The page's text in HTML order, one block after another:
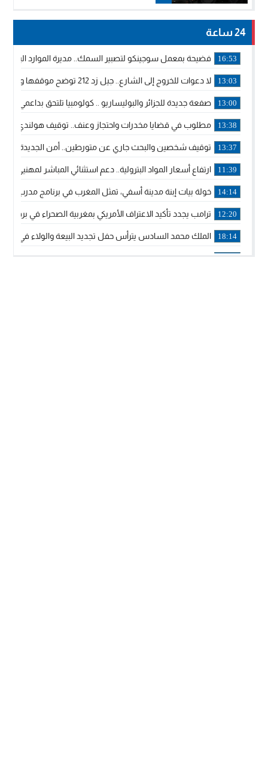
24 ساعة
16:53 فضيحة بمعمل سوجينكو لتصبير السمك.. مديرة الموارد
13:03 لا دعوات للخروج إلى الشارع.. جيل زد 212 توضح موقفها وتؤكد أن المنشورات المنسوبة إليها لا تمثل موقفها الرسمي.
13:00 صفعة جديدة للجزائر والبوليساريو .. كولومبيا تلتحق بداعمي
13:38 مطلوب في قضايا مخدرات واحتجاز وعنف.. توقيف هولندي
13:37 توقيف شخصين والبحث جاري عن متورطين.. أمن الجديدة يفك
11:39 ارتفاع أسعار المواد البترولية.. دعم استثنائي المباشر لمهنيي
14:14 خولة بيات إبنة مدينة أسفي، تمثل المغرب في برنامج مدرب
12:20 ترامب يجدد تأكيد الاعتراف الأمريكي بمغربية الصحراء في برقية
18:14 الملك محمد السادس يترأس حفل تجديد البيعة والولاء في